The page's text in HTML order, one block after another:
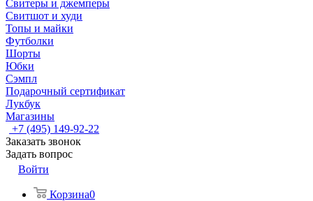
Свитеры и джемперы
Свитшот и худи
Топы и майки
Футболки
Шорты
Юбки
Сэмпл
Подарочный сертификат
Лукбук
Магазины
+7 (495) 149-92-22
Заказать звонок
Задать вопрос
Войти
Корзина0